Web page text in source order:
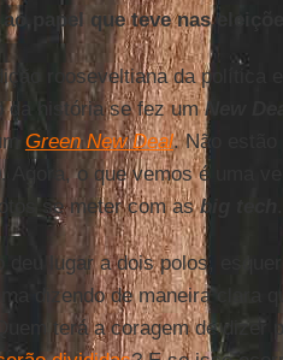
papel que teve nas
rooseveltiana da política
da história se fez umNew
Green New Deal. Não estão
Agora, o que vemos é uma
se meter com asbig
deu lugar a dois polos,
dizendo de maneira clara
terá a coragem de dizer